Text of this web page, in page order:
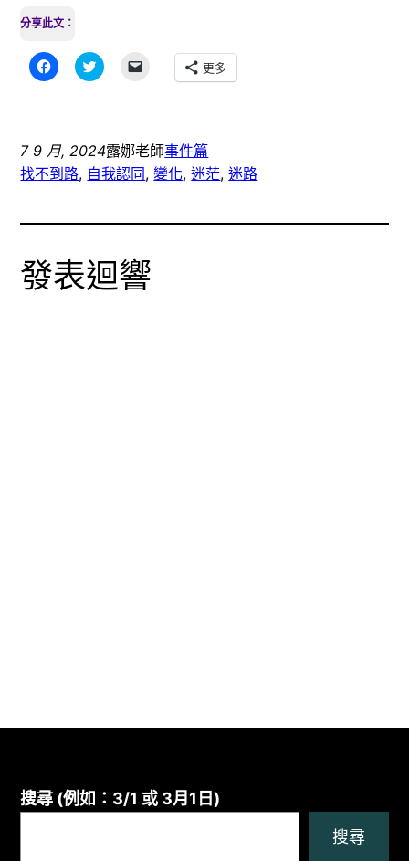
分享此文：
按
一
Facebook(在
新
視
窗
分
享
中
開
啟)
子
郵
件
傳
給
(在
新
視
更多
7 9 月, 2024露娜老師事件篇
找不到路, 自我認同, 變化, 迷茫, 迷路
發表迴響
搜尋 (例如：3/1 或 3月1日)
搜尋